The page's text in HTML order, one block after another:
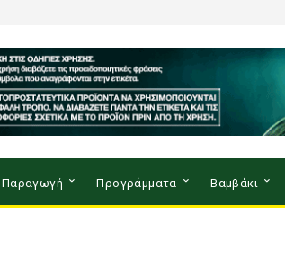
Παραγωγή Προγράμματα Βαμβάκι